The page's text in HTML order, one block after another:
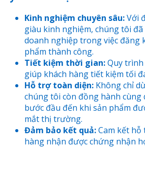
Kinh nghiệm chuyên sâu:Với
giàu kinh nghiệm, chúng tôi
doanh nghiệp trong việc đăng
phẩm thành công.
Tiết kiệm thời gian:Quy
giúp khách hàng tiết kiệm tối
Hỗ trợ toàn diện: Không chỉ
chúng tôi còn đồng hành
bước đầu đến khi sản phẩm
mắt thị trường.
Đảm bảo kết quả:Cam kết
hàng nhận được chứng nhận